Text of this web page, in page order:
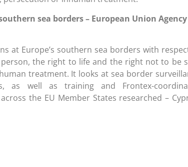
sea borders – European Union
at Europe’s southern sea borders with
the right to life and the right not to be
treatment. It looks at sea border
as well as training and Frontex-
the EU Member States researched –